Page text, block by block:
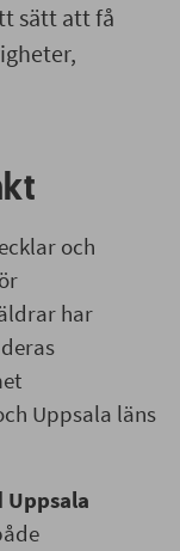
sätt att få
och
har
Uppsala läns